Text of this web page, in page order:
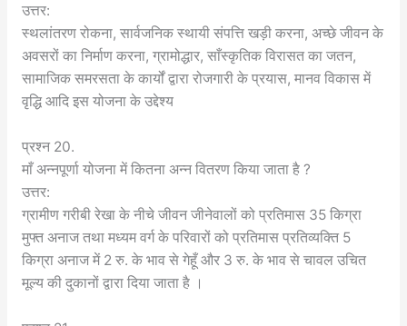
उत्तर:
स्थलांतरण रोकना, सार्वजनिक स्थायी संपत्ति खड़ी करना, अच्छे जीवन के
अवसरों का निर्माण करना, ग्रामोद्धार, साँस्कृतिक विरासत का जतन,
सामाजिक समरसता के कार्यों द्वारा रोजगारी के प्रयास, मानव विकास में
वृद्धि आदि इस योजना के उद्देश्य
प्रश्न 20.
माँ अन्नपूर्णा योजना में कितना अन्न वितरण किया जाता है ?
उत्तर:
ग्रामीण गरीबी रेखा के नीचे जीवन जीनेवालों को प्रतिमास 35 किग्रा
मुफ्त अनाज तथा मध्यम वर्ग के परिवारों को प्रतिमास प्रतिव्यक्ति 5
किग्रा अनाज में 2 रु. के भाव से गेहूँ और 3 रु. के भाव से चावल उचित
मूल्य की दुकानों द्वारा दिया जाता है ।